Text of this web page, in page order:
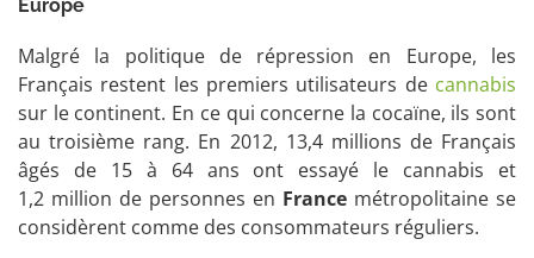
Europe
Malgré la politique de répression en Europe, les
Français restent les premiers utilisateurs de cannabis
sur le continent. En ce qui concerne la cocaïne, ils sont
au troisième rang. En 2012, 13,4 millions de Français
âgés de 15 à 64 ans ont essayé le cannabis et
1,2 million de personnes en France métropolitaine se
considèrent comme des consommateurs réguliers.